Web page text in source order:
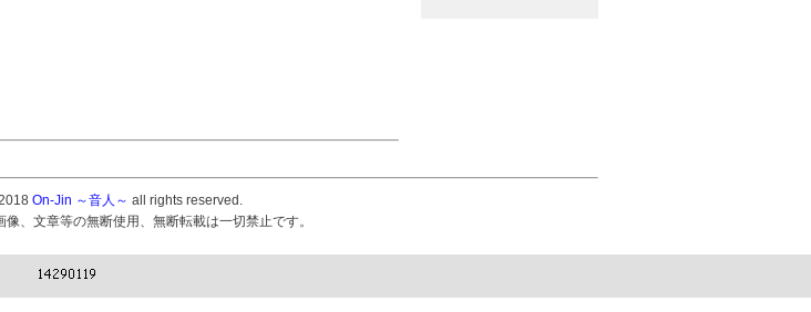
On-Jin ～音人～ all rights reserved.
、文章等の無断使用、無断転載は一切禁止です。